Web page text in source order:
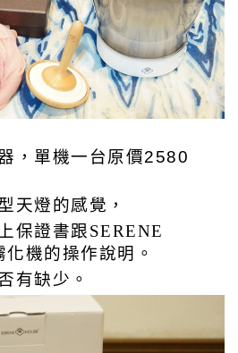
， 單機一台原價2580
天燈的感覺，
保證書跟SERENE
機的操作說明。
有缺少。